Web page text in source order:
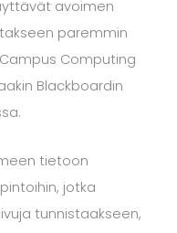
avoimen
paremmin
Computing
Blackboardin
tietoon
jotka
tunnistaakseen,